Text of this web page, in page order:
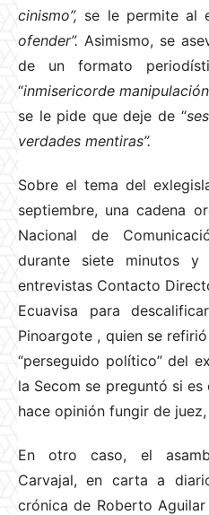
cinismo”, se le permite al
ofender”. Asimismo, se
de un formato
“inmisericorde
se le pide que deje de “
verdades mentiras”.
Sobre el tema del
septiembre, una cadena
Nacional de
durante siete minutos
entrevistas Contacto
Ecuavisa para
Pinoargote , quien se
“perseguido político” del
la Secom se preguntó si
hace opinión fungir de
En otro caso, el
Carvajal, en carta a
crónica de Roberto